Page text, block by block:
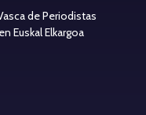
de Periodistas
Euskal Elkargoa